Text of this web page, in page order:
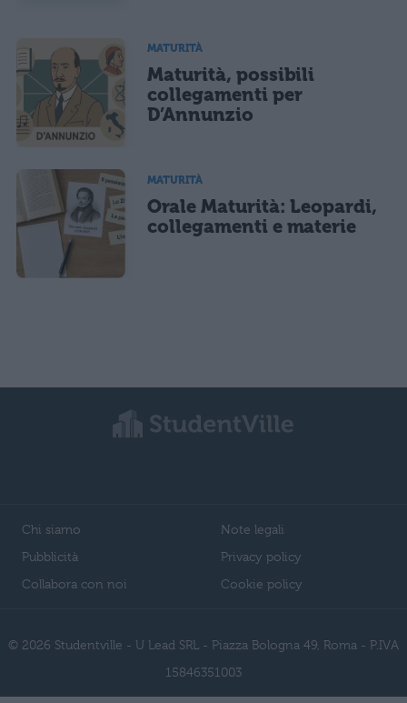
MATURITÀ
Maturità, possibili
collegamenti per
D’Annunzio
MATURITÀ
Orale Maturità: Leopardi,
collegamenti e materie
Chi siamo
Pubblicità
Collabora con noi
Note legali
Privacy policy
Cookie policy
© 2026 Studentville - U Lead SRL - Piazza Bologna 49, Roma - P.IVA
15846351003